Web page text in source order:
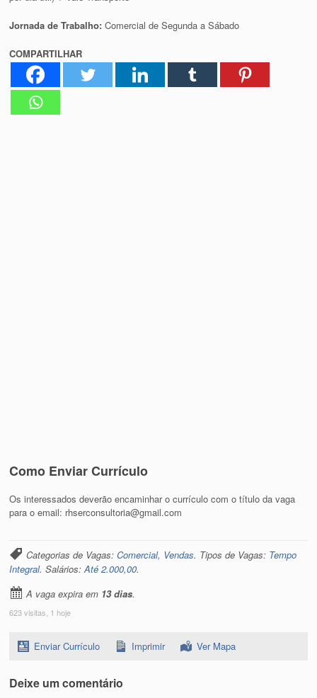
Jornada de Trabalho:Comercial de Segunda a Sábado
COMPARTILHAR
Como Enviar Currículo
Os interessados deverão encaminhar o currículo com o título da vaga
para o email: rhserconsultoria@gmail.com
Categorias de Vagas:Comercial, Vendas. Tipos de Vagas: Tempo
Integral. Salários:Até 2.000,00.
A vaga expira em 13 dias.
623 visitas, 1 hoje
Enviar Currículo Imprimir Ver Mapa
Deixe um comentário